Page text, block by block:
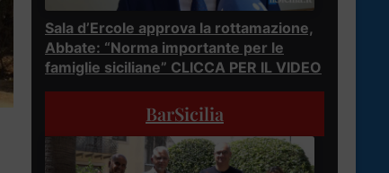
Sala d’Ercole approva la rottamazione,
Abbate: “Norma importante per le
famiglie siciliane” CLICCA PER IL VIDEO
BarSicilia